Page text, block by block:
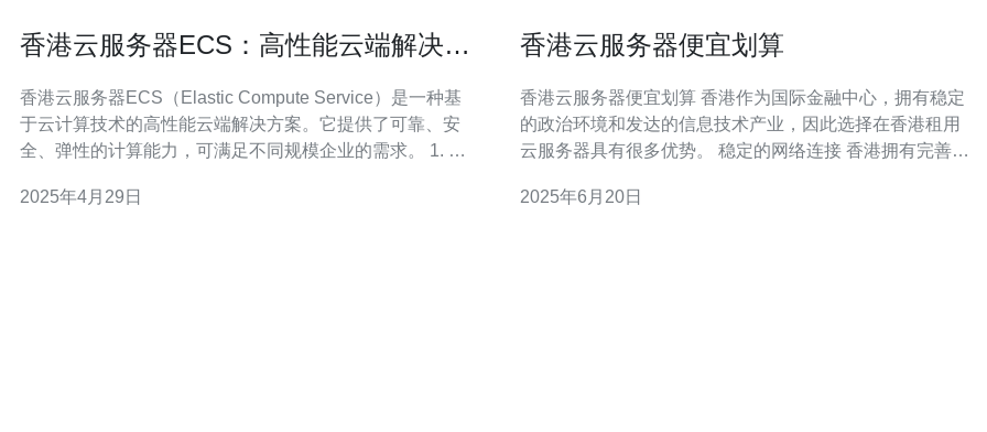
香港云服务器ECS：高性能云端解决方
香港云服务器ECS（Elastic Compute Service）是一种基
于云计算技术的高性能云端解决方案。它提供了可靠、安
全、弹性的计算能力，可满足不同规模企业的需求。 1. 高
备出色的计算和存储能力，能够快速响应用户请求，保证
2025年4月29日
香港云服务器便宜划算
香港云服务器便宜划算 香港作为国际金融中心，拥有稳定
的政治环境和发达的信息技术产业，因此选择在香港租用
云服务器具有很多优势。 稳定的网络连接 香港拥有完善的
享受到高速稳定的网络连接，保证网站和应用的正常运
2025年6月20日